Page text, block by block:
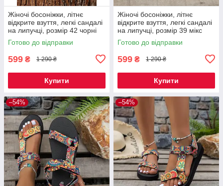
Жіночі босоніжки, літнє
відкрите взуття, легкі сандалі
на липучці, розмір 42 чорні
Код 00-0630
Готово до відправки
599 ₴ 1 290 ₴
Купити
Жіночі босоніжки, літнє
відкрите взуття, легкі сандалі
на липучці, розмір 39 мікс
Код 00-0643
Готово до відправки
599 ₴ 1 290 ₴
Купити
–54% –54%